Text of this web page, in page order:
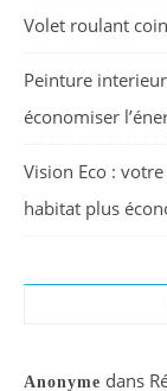
Volet roulant
Peinture
économiser
Vision Eco :
habitat plus
Anonyme dans